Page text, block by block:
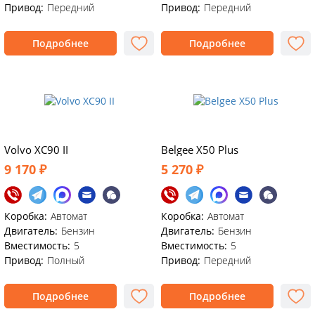
Привод: Передний
Подробнее
Привод: Передний
Подробнее
Volvo XC90 II
9 170 ₽
Коробка: Автомат
Двигатель: Бензин
Вместимость: 5
Привод: Полный
Подробнее
Belgee X50 Plus
5 270 ₽
Коробка: Автомат
Двигатель: Бензин
Вместимость: 5
Привод: Передний
Подробнее